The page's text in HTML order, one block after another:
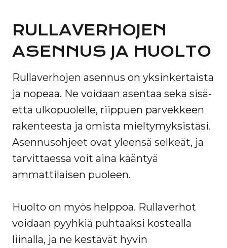
RULLAVERHOJEN
ASENNUS JA HUOLTO
Rullaverhojen asennus on yksinkertaista
ja nopeaa. Ne voidaan asentaa sekä sisä-
että ulkopuolelle, riippuen parvekkeen
rakenteesta ja omista mieltymyksistäsi.
Asennusohjeet ovat yleensä selkeät, ja
tarvittaessa voit aina kääntyä
ammattilaisen puoleen.
Huolto on myös helppoa. Rullaverhot
voidaan pyyhkiä puhtaaksi kostealla
liinalla, ja ne kestävät hyvin